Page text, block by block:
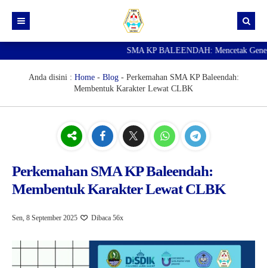
Berita
SNBP
SMA KP BALEENDAH: Mencetak
Anda disini : Home- Blog- Perkemahan SMA KP Baleendah:
Membentuk Karakter Lewat CLBK
Perkemahan SMA KP Baleendah:
Membentuk Karakter Lewat CLBK
Sen, 8 September 2025 Dibaca 56x